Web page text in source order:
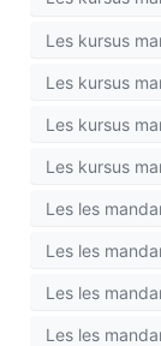
Les kursus
Les kursus
Les kursus
Les kursus
Les les
Les les
Les les
Les les